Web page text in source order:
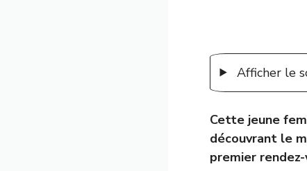
Afficher le
Cette jeune
découvrant le
premier rendez-